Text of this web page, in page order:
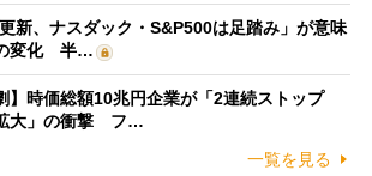
更新、ナスダック・S&P500は足踏み」が意味
変化 半…
】時価総額10兆円企業が「2連続ストップ
大」の衝撃 フ…
一覧を見る